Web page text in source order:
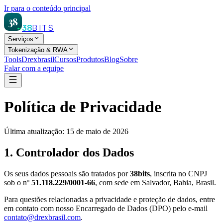
Ir para o conteúdo principal
38
38BITS
Serviços
Tokenização & RWA
ToolsDrexbrasilCursosProdutosBlogSobre
Falar com a equipe
Política de Privacidade
Última atualização: 15 de maio de 2026
1. Controlador dos Dados
Os seus dados pessoais são tratados por38bits, inscrita no CNPJ
sob o nº 51.118.229/0001-66, com sede em Salvador, Bahia, Brasil.
Para questões relacionadas a privacidade e proteção de dados, entre
em contato com nosso Encarregado de Dados (DPO) pelo e-mail
contato@drexbrasil.com.